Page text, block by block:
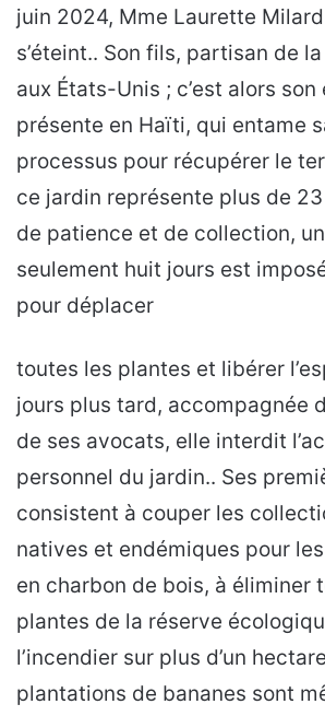
juin 2024, Mme Laurette
s’éteint.. Son fils, partisan de
aux États-Unis ; c’est alors son
présente en Haïti, qui entame
processus pour récupérer le
ce jardin représente plus de
de patience et de collection,
seulement huit jours est
pour déplacer
toutes les plantes et libérer
jours plus tard, accompagnée
de ses avocats, elle interdit
personnel du jardin.. Ses
consistent à couper les
natives et endémiques pour
en charbon de bois, à éliminer
plantes de la réserve
l’incendier sur plus d’un
plantations de bananes sont